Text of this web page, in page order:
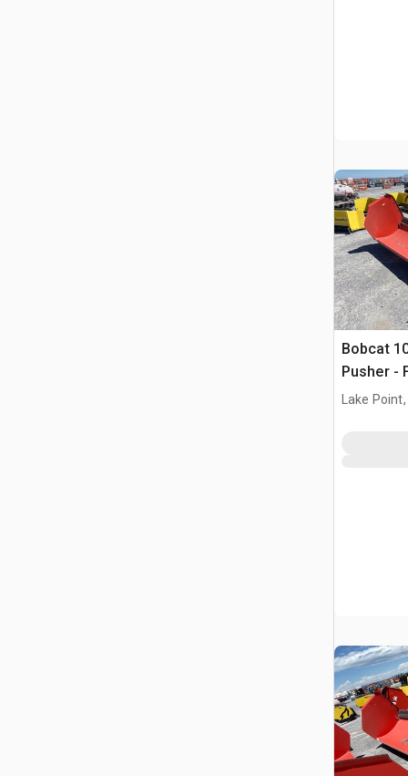
Bobcat
Pusher -
Loader
Lake Point,